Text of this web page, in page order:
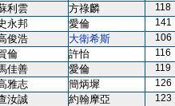
利雲 方祿麟 118
永邦 愛倫 141
俊浩 大衛希斯 106
倫 許怡 116
佳善 愛倫 119
雅志 簡炳墀 126
汝誠 約翰摩亞 123